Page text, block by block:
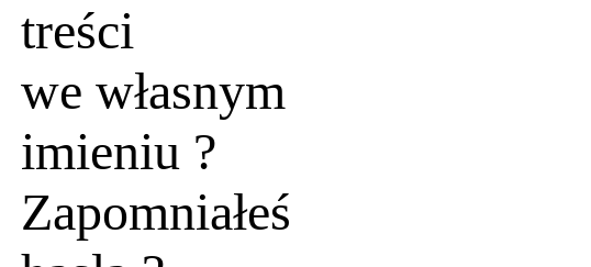
treści
we własnym
imieniu ?
Zapomniałeś